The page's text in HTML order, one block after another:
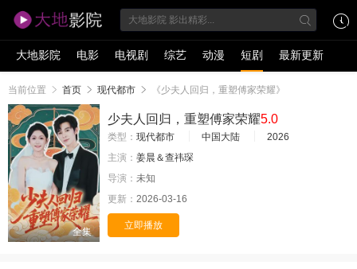
大地影院 电影 电视剧 综艺 动漫 短剧 最新更新
当前位置 首页 现代都市 《少夫人回归，重塑傅家荣耀》
全集
少夫人回归，重塑傅家荣耀5.0
类型： 现代都市 中国大陆
2026
主演： 姜晨＆查祎琛
导演： 未知
更新： 2026-03-16
立即播放